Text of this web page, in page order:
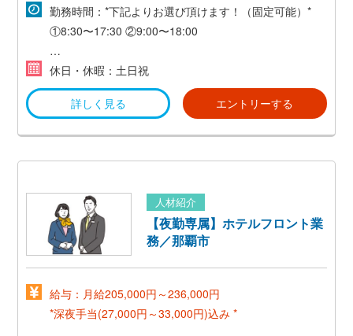
・無料駐車場、駐輪場あり
・交通費支給（当社規定あり）
勤務時間：*下記よりお選び頂けます！（固定可能）*
①8:30〜17:30 ②9:00〜18:00
*フルタイム・時短勤務ともにご相談ください♪*
≪時短勤務 例≫
休日・休暇：土日祝
詳しく見る エントリーする
人材紹介
【夜勤専属】ホテルフロント業
務／那覇市
給与：月給205,000円～236,000円
*深夜手当(27,000円～33,000円)込み *